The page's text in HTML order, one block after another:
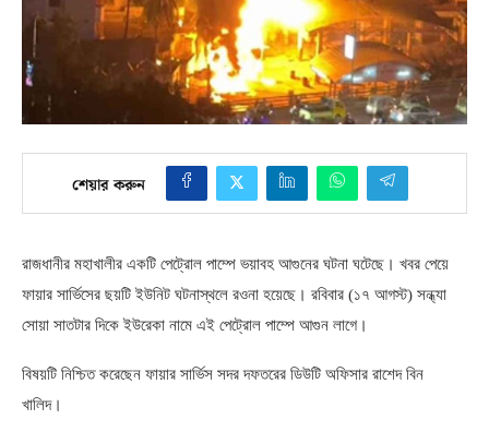
শেয়ার করুন
রাজধানীর মহাখালীর একটি পেট্রোল পাম্পে ভয়াবহ আগুনের ঘটনা ঘটেছে। খবর পেয়ে
ফায়ার সার্ভিসের ছয়টি ইউনিট ঘটনাস্থলে রওনা হয়েছে। রবিবার (১৭ আগস্ট) সন্ধ্যা
সোয়া সাতটার দিকে ইউরেকা নামে এই পেট্রোল পাম্পে আগুন লাগে।
বিষয়টি নিশ্চিত করেছেন ফায়ার সার্ভিস সদর দফতরের ডিউটি অফিসার রাশেদ বিন
খালিদ।